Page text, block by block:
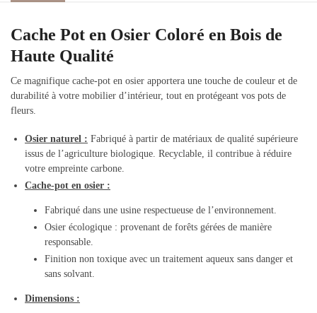
Cache Pot en Osier Coloré en Bois de
Haute Qualité
Ce magnifique cache-pot en osier apportera une touche de couleur et de
durabilité à votre mobilier d’intérieur, tout en protégeant vos pots de
fleurs.
Osier naturel : Fabriqué à partir de matériaux de qualité supérieure
issus de l’agriculture biologique. Recyclable, il contribue à réduire
votre empreinte carbone.
Cache-pot en osier :
Fabriqué dans une usine respectueuse de l’environnement.
Osier écologique : provenant de forêts gérées de manière
responsable.
Finition non toxique avec un traitement aqueux sans danger et
sans solvant.
Dimensions :